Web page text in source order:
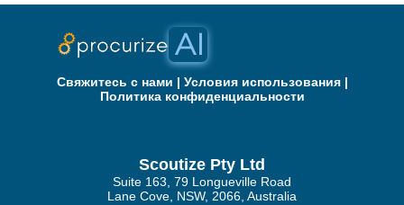
Свяжитесь с нами | Условия использования|
Политика конфиденциальности
Scoutize Pty Ltd
Suite 163, 79 Longueville Road
Lane Cove, NSW, 2066, Australia